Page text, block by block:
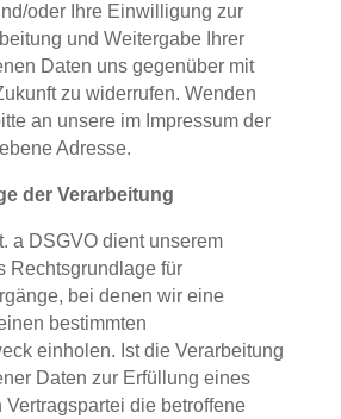
oder Ihre Einwilligung zur
und Weitergabe Ihrer
Daten uns gegenüber mit
zu widerrufen. Wenden
an unsere im Impressum der
Adresse.
der Verarbeitung
a DSGVO dient unserem
Rechtsgrundlage für
bei denen wir eine
bestimmten
einholen. Ist die Verarbeitung
Daten zur Erfüllung eines
Vertragspartei die betroffene